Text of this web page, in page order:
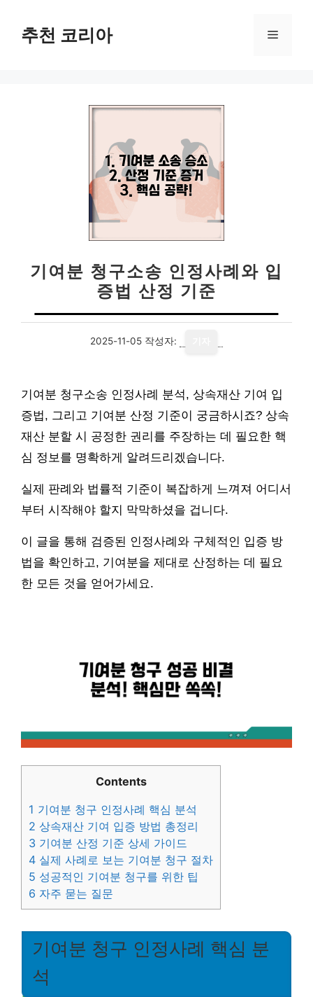
추천 코리아 메
기여분 청구소송 인정사례와 입
증법 산정 기준
2025-11-05 작성자:
기여분 청구소송 인정사례 분석, 상속재산 기여 입
증법, 그리고 기여분 산정 기준이 궁금하시죠? 상속
재산 분할 시 공정한 권리를 주장하는 데 필요한 핵
심 정보를 명확하게 알려드리겠습니다.
실제 판례와 법률적 기준이 복잡하게 느껴져 어디서
부터 시작해야 할지 막막하셨을 겁니다.
이 글을 통해 검증된 인정사례와 구체적인 입증 방
법을 확인하고, 기여분을 제대로 산정하는 데 필요
한 모든 것을 얻어가세요.
Contents
1 기여분 청구 인정사례 핵심 분석
2 상속재산 기여 입증 방법 총정리
3 기여분 산정 기준 상세 가이드
4 실제 사례로 보는 기여분 청구 절차
5 성공적인 기여분 청구를 위한 팁
6 자주 묻는 질문
기여분 청구 인정사례 핵심 분
석